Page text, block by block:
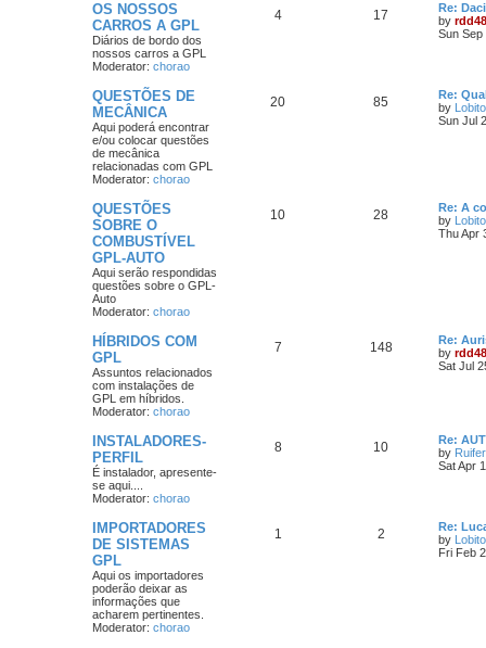
OS NOSSOS
CARROS A GPL
Diários de bordo dos
nossos carros a GPL
Moderator: chorao
4 17
Re:
by
Sun Sep
QUESTÕES DE
MECÂNICA
Aqui poderá encontrar
e/ou colocar questões
de mecânica
relacionadas com GPL
Moderator: chorao
20 85
Re:
by Lobito
Sun Jul
QUESTÕES
SOBRE O
COMBUSTÍVEL
GPL-AUTO
Aqui serão respondidas
questões sobre o GPL-
Auto
Moderator: chorao
10 28
Re: A
by Lobito
Thu Apr
HÍBRIDOS COM
GPL
Assuntos relacionados
com instalações de
GPL em híbridos.
Moderator: chorao
7 148
Re:
by
Sat Jul
INSTALADORES-
PERFIL
É instalador, apresente-
se aqui....
Moderator: chorao
8 10
Re:
by
Sat Apr
IMPORTADORES
DE SISTEMAS
GPL
Aqui os importadores
poderão deixar as
informações que
acharem pertinentes.
Moderator: chorao
1 2
Re:
by Lobito
Fri Feb